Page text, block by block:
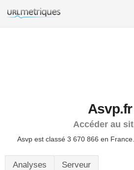
Asvp.fr
Accéder au
Asvp est classé 3 670 866 en France.
Analyses Serveur